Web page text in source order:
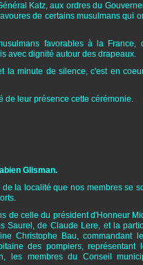
Katz, aux ordres du
de certains musulmans qui
favorables à la France,
avec dignité autour des drapeaux.
minute de silence, c'est en
de leur présence cette cérémonie.
Glisman.
la localité que nos membres se
de celle du président d'Honneur
Saurel, de Claude Lere, et la
Christophe Bau, commandant
des pompiers, représentant
les membres du Conseil